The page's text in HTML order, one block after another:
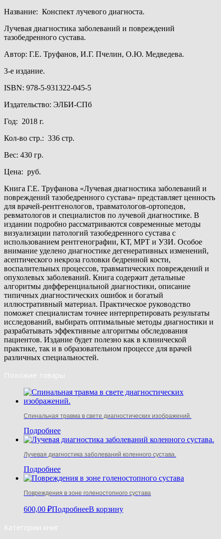
Название: Конспект лучевого диагноста.
Лучевая диагностика заболеваний и повреждений
тазобедренного сустава.
Автор: Г.Е. Труфанов, И.Г. Пчелин, О.Ю. Медведева.
3-е издание.
ISBN: 978-5-931322-045-5
Издательство: ЭЛБИ-СПб
Год: 2018 г.
Кол-во стр.: 336 стр.
Вес: 430 гр.
Цена: руб.
Книга Г.Е. Труфанова «Лучевая диагностика заболеваний и
повреждений тазобедренного сустава» представляет ценность
для врачей-рентгенологов, травматологов-ортопедов,
ревматологов и специалистов по лучевой диагностике. В
издании подробно рассматриваются современные методы
визуализации патологий тазобедренного сустава с
использованием рентгенографии, КТ, МРТ и УЗИ. Особое
внимание уделено диагностике дегенеративных изменений,
асептического некроза головки бедренной кости,
воспалительных процессов, травматических повреждений и
опухолевых заболеваний. Книга содержит детальные
алгоритмы дифференциальной диагностики, описание
типичных диагностических ошибок и богатый
иллюстративный материал. Практическое руководство
поможет специалистам точнее интерпретировать результаты
исследований, выбирать оптимальные методы диагностики и
разрабатывать эффективные алгоритмы обследования
пациентов. Издание будет полезно как в клинической
практике, так и в образовательном процессе для врачей
различных специальностей.
Похожие товары
Спинальная травма в свете диагностических изображений.
Подробнее
Лучевая диагностика заболеваний коленного сустава.
Подробнее
Повреждения в зоне голеностопного сустава
600,00 ₽ПодробнееВ корзину
Категории книг